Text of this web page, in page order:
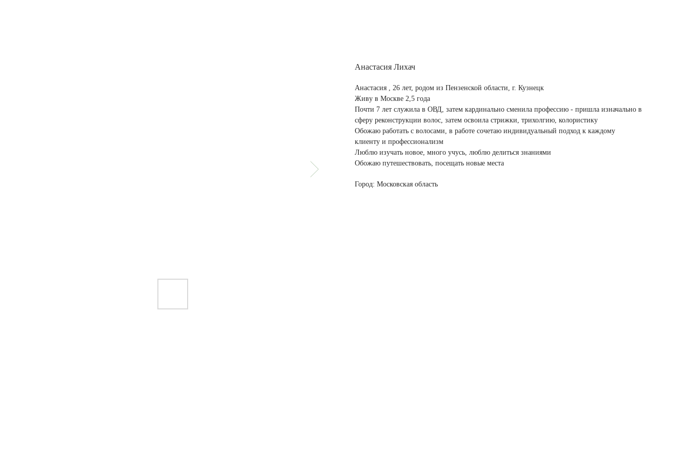
Анастасия Лихач
Анастасия , 26 лет, родом из Пензенской области, г. Кузнецк
Живу в Москве 2,5 года
Почти 7 лет служила в ОВД, затем кардинально сменила профессию - пришла изначально в
сферу реконструкции волос, затем освоила стрижки, трихолгию, колористику
Обожаю работать с волосами, в работе сочетаю индивидуальный подход к каждому
клиенту и профессионализм
Люблю изучать новое, много учусь, люблю делиться знаниями
Обожаю путешествовать, посещать новые места
Город: Московская область